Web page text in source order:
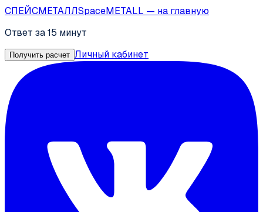
СПЕЙСМЕТАЛЛSpaceMETALL — на главную
Ответ за 15 минут
Получить расчет Личный кабинет